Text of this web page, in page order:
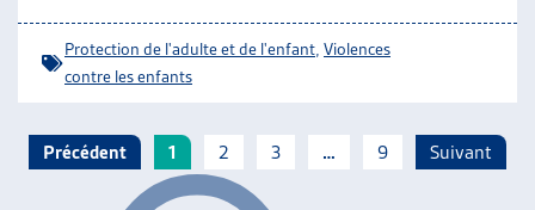
Protection de l'adulte et de l'enfant Violences
contre les enfants
Précédent 1 2 3 … 9 Suivant